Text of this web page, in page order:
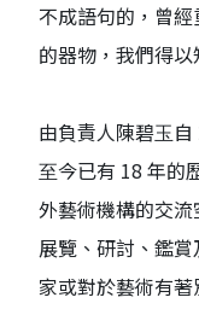
不成語句的，曾
的器物，我們得以
由負責⼈陳碧⽟
⾄今已有 18 年的
外藝術機構的交
展覽、研討、鑑
家或對於藝術有